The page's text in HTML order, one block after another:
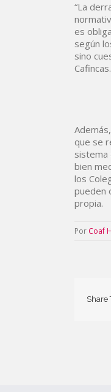
“La
es
según
sino
Cafincas.
que se
sistema
bien
los
pueden
propia.
Por Coaf
Share